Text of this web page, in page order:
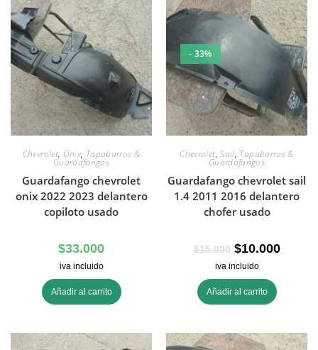
Chevrolet, Onix, Tapabarros &
Guardafangos
Guardafango chevrolet
onix 2022 2023 delantero
copiloto usado
$33.000
iva incluido
Añadir al carrito
- 33%
Chevrolet,Sail, Tapabarros &
Guardafangos
Guardafango chevrolet sail
1.4 2011 2016 delantero
chofer usado
$15.000 $10.000
iva incluido
Añadir al carrito